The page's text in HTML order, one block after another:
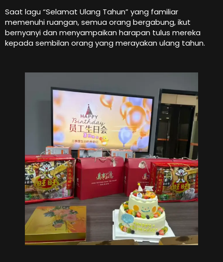
Saat lagu “Selamat Ulang Tahun” yang familiar
memenuhi ruangan, semua orang bergabung, ikut
bernyanyi dan menyampaikan harapan tulus mereka
kepada sembilan orang yang merayakan ulang tahun.